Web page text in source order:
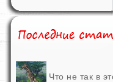
Что не так в